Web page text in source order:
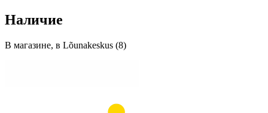
Наличие
В магазине, в Lõunakeskus (8)